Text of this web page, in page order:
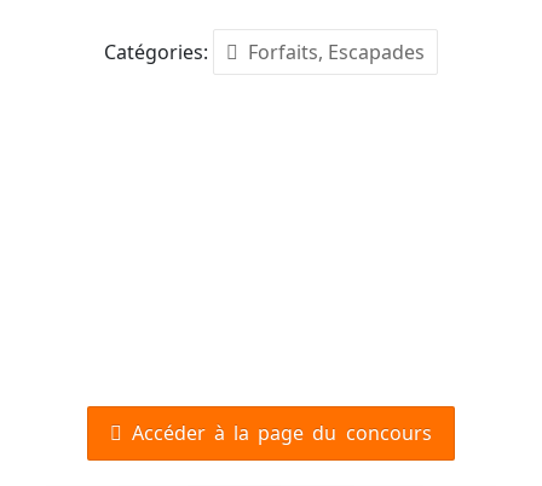
Catégories: Forfaits, Escapades
Accéder à la page du concours